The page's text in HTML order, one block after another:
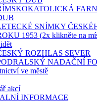
SNÍMKY
1953 (2x klikněte na
ROZHLAS SEVER
NADAČNÍ
ve městě
akcí
INFORMACE